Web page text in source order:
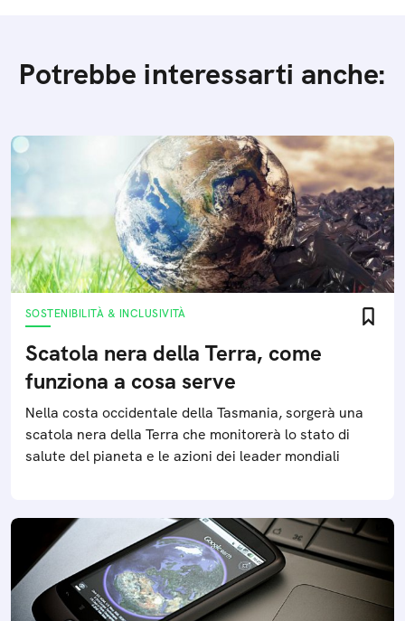
Potrebbe interessarti anche:
SOSTENIBILITÀ & INCLUSIVITÀ
Scatola nera della Terra, come
funziona a cosa serve
Nella costa occidentale della Tasmania, sorgerà una
scatola nera della Terra che monitorerà lo stato di
salute del pianeta e le azioni dei leader mondiali